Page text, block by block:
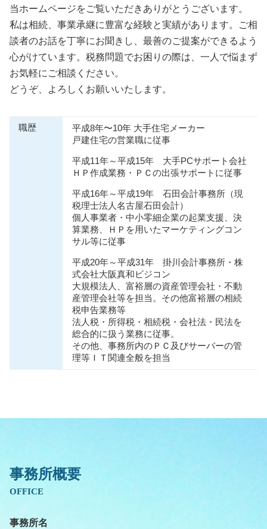
当ホームページをご覧いただきありがとうございます。
私は相続、事業承継に豊富な経験と実績があります。ご相
談者のお話を丁寧にお聞きし、最善のご提案ができるよう
心がけています。税務問題でお困りの際は、一人で悩まず
お気軽にご相談ください。
どうぞ、よろしくお願いいたします。
職歴
平成8年〜10年 大手住宅メーカー
戸建住宅の営業職に従事
平成11年～平成15年 大手PCサポート会社
ＨＰ作成業務・ＰＣの出張サポートに従事
平成16年～平成19年 石田会計事務所（現
税理士法人名古屋石田会計）
個人事業者・中小零細企業の起業支援、決
算業務、ＨＰを用いたマーケティングコン
サル等に従事
平成20年～平成31年 掛川会計事務所・株
式会社大阪真和ビジコン
大規模法人、富裕層の資産管理会社・不動
産管理会社等を担当。その他富裕層の相続
税申告業務等
法人税・所得税・相続税・会社法・⺠法を
総合的に扱う業務に従事。
その他、事務所内のＰＣ及びサーバーの管
理等ＩＴ関連全般を担当
事務所概要
OFFICE
事務所名